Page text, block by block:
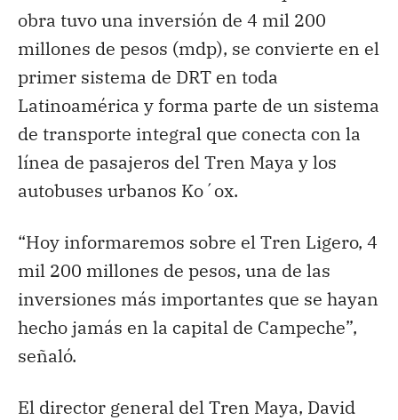
obra tuvo una inversión de 4 mil 200
millones de pesos (mdp), se convierte en el
primer sistema de DRT en toda
Latinoamérica y forma parte de un sistema
de transporte integral que conecta con la
línea de pasajeros del Tren Maya y los
autobuses urbanos Ko´ox.
“Hoy informaremos sobre el Tren Ligero, 4
mil 200 millones de pesos, una de las
inversiones más importantes que se hayan
hecho jamás en la capital de Campeche”,
señaló.
El director general del Tren Maya, David